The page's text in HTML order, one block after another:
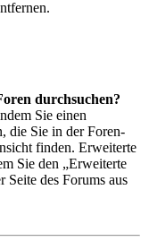
durchsuchen?
Sie einen
die Sie in der Foren-
finden. Erweiterte
Sie den „Erweiterte
des Forums aus